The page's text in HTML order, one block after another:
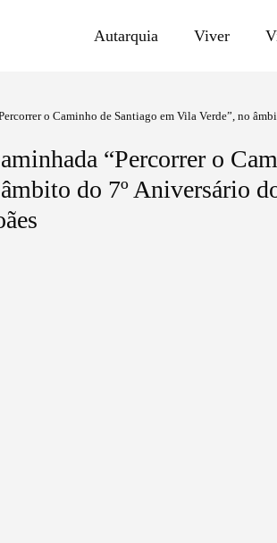
Autarquia Viver
o Caminho de Santiago em Vila Verde”, no
“Percorrer o
do 7º Aniversário